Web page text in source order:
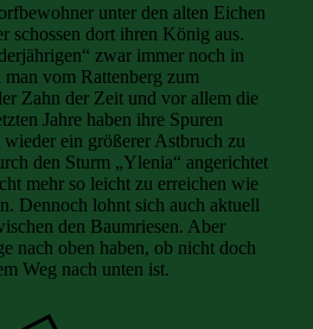
unter den alten Eichen
schossen dort ihren König aus.
zwar immer noch in
vom Rattenberg zum
Zahn der Zeit und vor allem die
Jahre haben ihre Spuren
ein größerer Astbruch zu
den Sturm „Ylenia“ angerichtet
mehr so leicht zu erreichen wie
Dennoch lohnt sich auch aktuell
den Baumriesen. Aber
nach oben haben, ob nicht doch
Weg nach unten ist.